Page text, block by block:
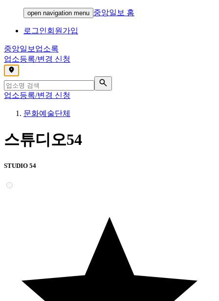
open navigation menu 중앙일보 홈
로그인회원가입
중앙일보 업소록
업소등록/변경 신청
,
업소등록/변경 신청
문화예술단체
스튜디오54
STUDIO 54